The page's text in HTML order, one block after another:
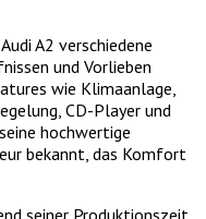
A2 verschiedene
und Vorlieben
wie Klimaanlage,
CD-Player und
hochwertige
bekannt, das Komfort